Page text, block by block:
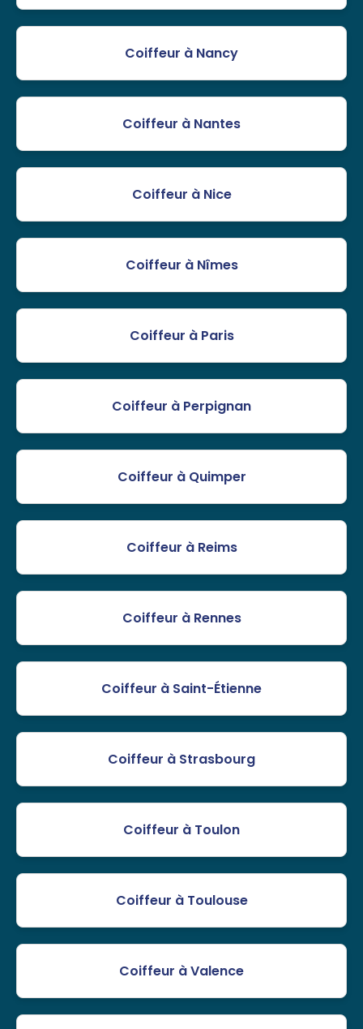
Coiffeur à Nancy
Coiffeur à Nantes
Coiffeur à Nice
Coiffeur à Nîmes
Coiffeur à Paris
Coiffeur à Perpignan
Coiffeur à Quimper
Coiffeur à Reims
Coiffeur à Rennes
Coiffeur à Saint-Étienne
Coiffeur à Strasbourg
Coiffeur à Toulon
Coiffeur à Toulouse
Coiffeur à Valence